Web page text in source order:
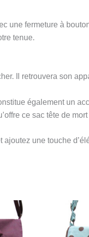
une fermeture à
tenue.
Il retrouvera son
également un
ce sac tête de
ajoutez une touche